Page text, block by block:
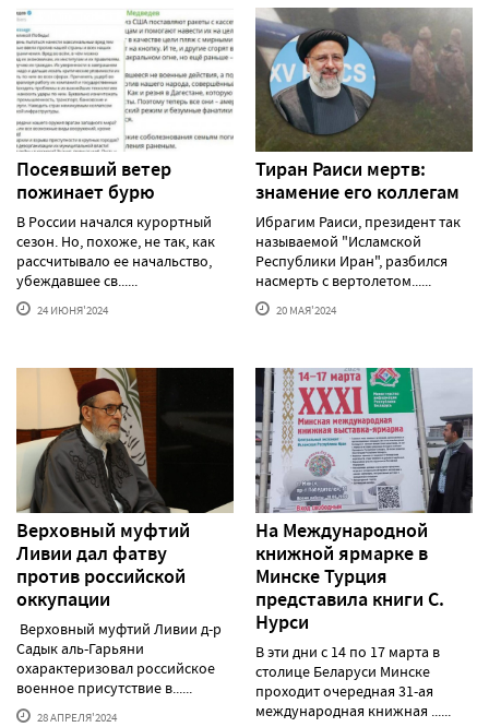
Посеявший ветер
пожинает бурю
В России начался курортный
сезон. Но, похоже, не так, как
рассчитывало ее начальство,
убеждавшее св......
24 ИЮНЯ'2024
Тиран Раиси мертв:
знамение его коллегам
Ибрагим Раиси, президент так
называемой "Исламской
Республики Иран", разбился
насмерть с вертолетом......
20 МАЯ'2024
Верховный муфтий
Ливии дал фатву
против российской
оккупации
Верховный муфтий Ливии д-р
Садык аль-Гарьяни
охарактеризовал российское
военное присутствие в......
28 АПРЕЛЯ'2024
На Международной
книжной ярмарке в
Минске Турция
представила книги С.
Нурси
В эти дни с 14 по 17 марта в
столице Беларуси Минске
проходит очередная 31-ая
международная книжная ......